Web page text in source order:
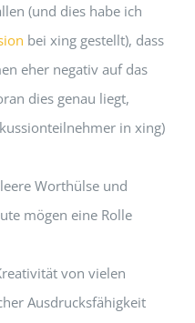
(und dies habe ich
bei xing gestellt), dass
eher negativ auf das
dies genau liegt,
in xing)
Worthülse und
mögen eine Rolle
von vielen
Ausdrucksfähigkeit